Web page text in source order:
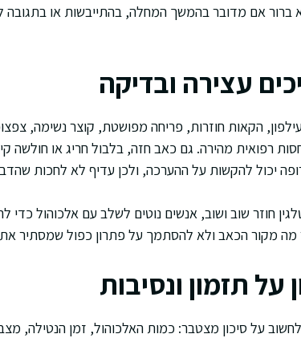
אם מדובר בהמשך המחלה, בהתייבשות או בתגובה
עצירה ובדיקה
הקאות חוזרות, פריחה מפושטת, קוצר נשימה,
רפואית מהירה. גם כאב חזה, בלבול חריג או חולשה
יכול להקשות על ההערכה, ולכן עדיף לא לחכות
חוזר שוב ושוב, אנשים נוטים לשלב עם אלכוהול
מה מקור הכאב ולא להסתמך על פתרון כפול שמסתיר
על תזמון ונסיבות
על סיכון מצטבר: כמות האלכוהול, זמן הנטילה,